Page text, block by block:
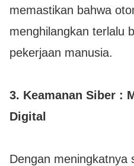
memastikan bahwa
menghilangkan terlalu
pekerjaan manusia.
3. Keamanan Siber :
Digital
Dengan meningkatnya